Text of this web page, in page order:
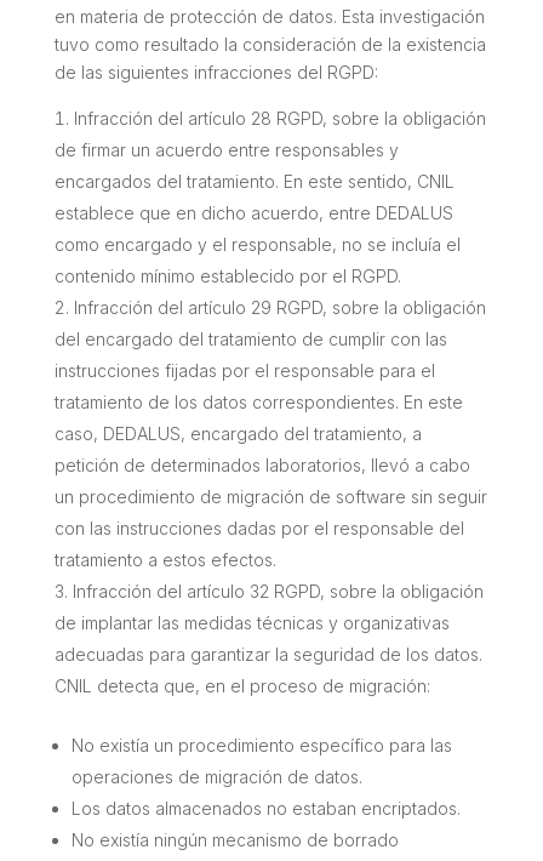
en materia de protección de datos. Esta investigación
tuvo como resultado la consideración de la existencia
de las siguientes infracciones del RGPD:
Infracción del artículo 28 RGPD, sobre la obligación
de firmar un acuerdo entre responsables y
encargados del tratamiento. En este sentido, CNIL
establece que en dicho acuerdo, entre DEDALUS
como encargado y el responsable, no se incluía el
contenido mínimo establecido por el RGPD.
Infracción del artículo 29 RGPD, sobre la obligación
del encargado del tratamiento de cumplir con las
instrucciones fijadas por el responsable para el
tratamiento de los datos correspondientes. En este
caso, DEDALUS, encargado del tratamiento, a
petición de determinados laboratorios, llevó a cabo
un procedimiento de migración de software sin seguir
con las instrucciones dadas por el responsable del
tratamiento a estos efectos.
Infracción del artículo 32 RGPD, sobre la obligación
de implantar las medidas técnicas y organizativas
adecuadas para garantizar la seguridad de los datos.
CNIL detecta que, en el proceso de migración:
No existía un procedimiento específico para las
operaciones de migración de datos.
Los datos almacenados no estaban encriptados.
No existía ningún mecanismo de borrado